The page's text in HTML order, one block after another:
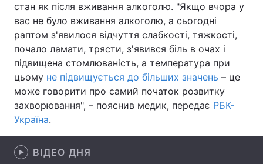
Цікавинки Погода
Екологія Регіони
Лонгріди
Відео з Youtube Статті
Інтерв'ю
Архів
стан як після вживання алкоголю. "Якщо вчора у
вас не було вживання алкоголю, а сьогодні
раптом з'явилося відчуття слабкості, тяжкості,
почало ламати, трясти, з'явився біль в очах і
підвищена стомлюваність, а температура при
цьому не підвищується до більших значень – це
може говорити про самий початок розвитку
захворювання", – пояснив медик, передає РБК-
Україна.
ВІДЕО ДНЯ